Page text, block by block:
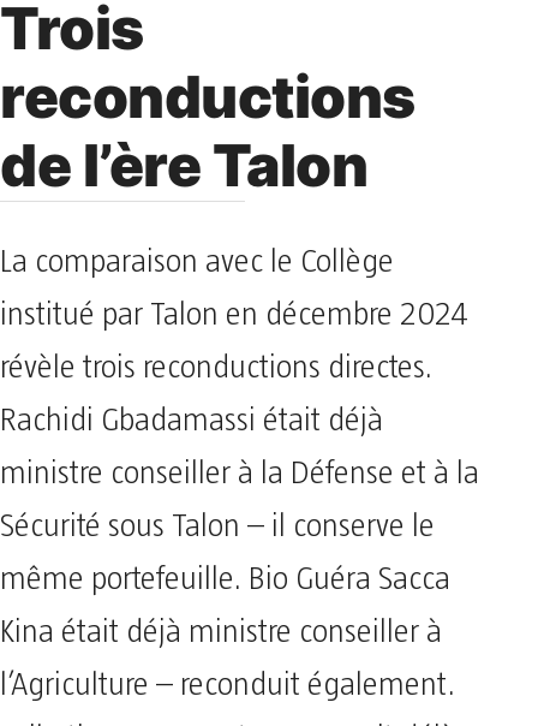
Trois
reconductions
de l’ère Talon
La comparaison avec le Collège
institué par Talon en décembre 2024
révèle trois reconductions directes.
Rachidi Gbadamassi était déjà
ministre conseiller à la Défense et à la
Sécurité sous Talon – il conserve le
même portefeuille. Bio Guéra Sacca
Kina était déjà ministre conseiller à
l’Agriculture – reconduit également.